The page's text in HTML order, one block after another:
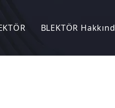
BLEKTÖR